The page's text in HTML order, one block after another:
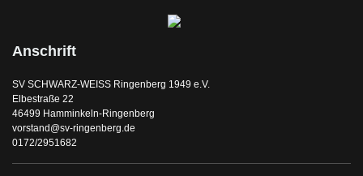
Anschrift
SV SCHWARZ-WEISS Ringenberg 1949 e.V.
Elbestraße 22
46499 Hamminkeln-Ringenberg
vorstand@sv-ringenberg.de
0172/2951682